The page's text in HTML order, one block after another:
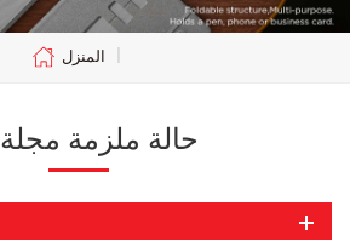
المنزل |
A5 حالة ملزمة مجلة